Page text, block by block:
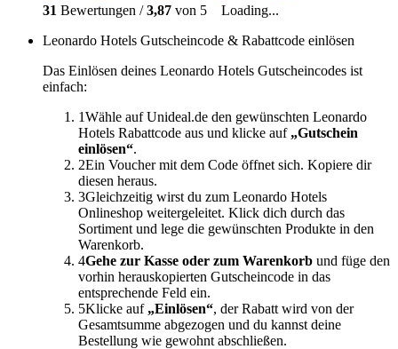
31 Bewertungen /3,87 von 5
Loading...
Leonardo Hotels Gutscheincode & Rabattcode einlösen
Das Einlösen deines Leonardo Hotels Gutscheincodes ist
einfach:
1Wähle auf Unideal.de den gewünschten Leonardo
Hotels Rabattcode aus und klicke auf „Gutschein
einlösen“.
2Ein Voucher mit dem Code öffnet sich. Kopiere dir
diesen heraus.
3Gleichzeitig wirst du zum Leonardo Hotels
Onlineshop weitergeleitet. Klick dich durch das
Sortiment und lege die gewünschten Produkte in den
Warenkorb.
4Gehe zur Kasse oder zum Warenkorb und füge den
vorhin herauskopierten Gutscheincode in das
entsprechende Feld ein.
5Klicke auf „Einlösen“, der Rabatt wird von der
Gesamtsumme abgezogen und du kannst deine
Bestellung wie gewohnt abschließen.